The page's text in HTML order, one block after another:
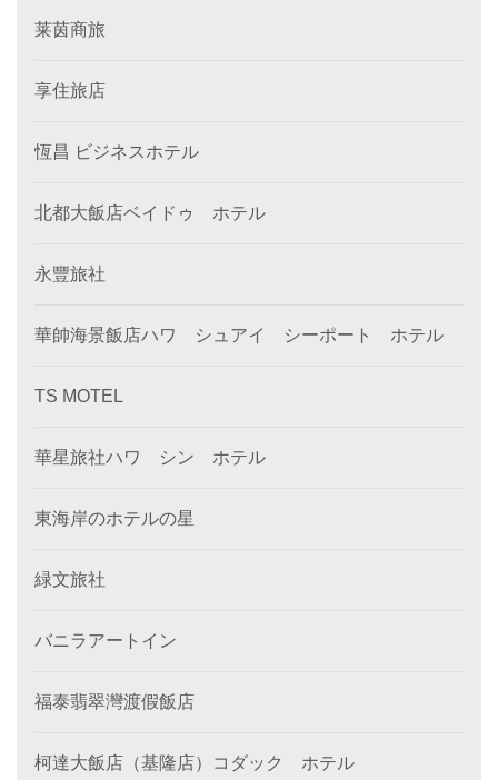
莱茵商旅
享住旅店
恆昌 ビジネスホテル
北都大飯店ベイドゥ ホテル
永豐旅社
華帥海景飯店ハワ シュアイ シーポート ホテル
TS MOTEL
華星旅社ハワ シン ホテル
東海岸のホテルの星
緑文旅社
バニラアートイン
福泰翡翠灣渡假飯店
柯達大飯店（基隆店）コダック ホテル